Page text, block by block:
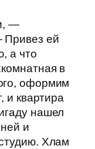
—
Привез ей
а что
в
оформим
и квартира
нашел
и
Хлам